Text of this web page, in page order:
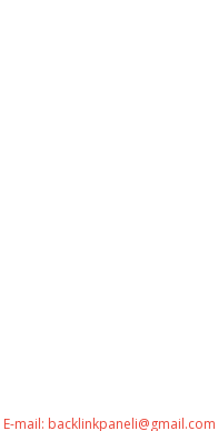
E-mail: backlinkpaneli@gmail.com